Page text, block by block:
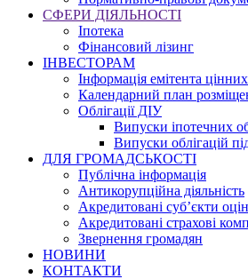
СФЕРИ ДІЯЛЬНОСТІ
Іпотека
Фінансовий лізинг
ІНВЕСТОРАМ
Інформація емітента
Календарний план
Облігації ДІУ
Випуски іпотечних
Випуски облігацій
ДЛЯ ГРОМАДСЬКОСТІ
Публічна інформація
Антикорупційна діяльність
Акредитовані суб’єкти
Акредитовані страхові
Звернення громадян
НОВИНИ
КОНТАКТИ